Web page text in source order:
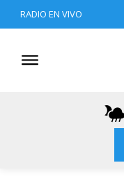
RADIO EN VIVO